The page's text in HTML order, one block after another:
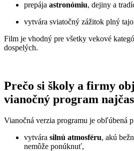
prepája astronómiu, dejiny a
vytvára sviatočný zážitok plný
Film je vhodný pre všetky vekové
dospelých.
Prečo si školy a firmy
vianočný program
Vianočná verzia programu je obľúbená
vytvára silnú atmosféru, akú
nemôže ponúknuť,